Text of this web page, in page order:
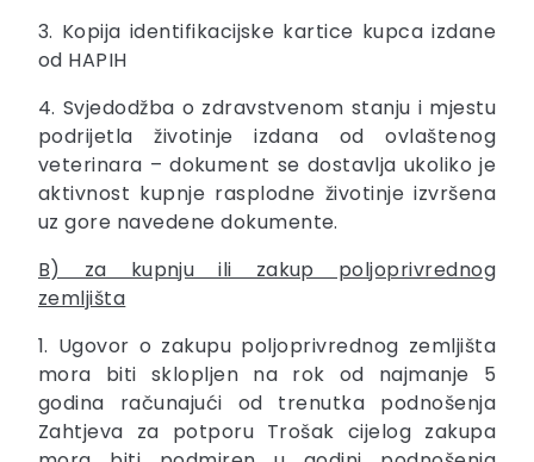
3. Kopija identifikacijske kartice kupca izdane
od HAPIH
4. Svjedodžba o zdravstvenom stanju i mjestu
podrijetla životinje izdana od ovlaštenog
veterinara – dokument se dostavlja ukoliko je
aktivnost kupnje rasplodne životinje izvršena
uz gore navedene dokumente.
B) za kupnju ili zakup poljoprivrednog
zemljišta
1. Ugovor o zakupu poljoprivrednog zemljišta
mora biti sklopljen na rok od najmanje 5
godina računajući od trenutka podnošenja
Zahtjeva za potporu Trošak cijelog zakupa